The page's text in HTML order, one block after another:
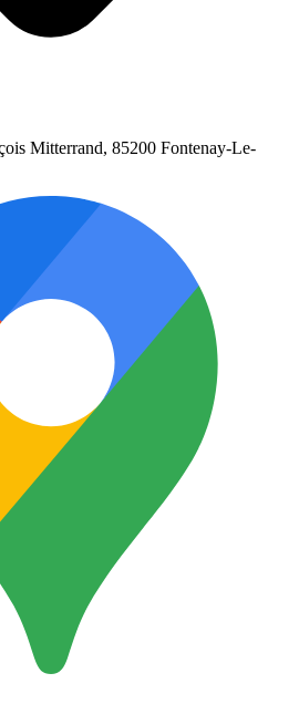
Mitterrand, 85200 Fontenay-Le-